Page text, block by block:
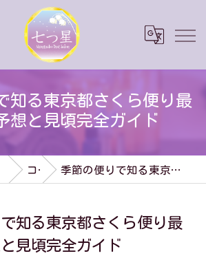
知る東京都さくら便り最
想と見頃完全ガイド
コラム 季節の便りで知る東京都さくら便り最新開花予想と見頃完全ガイド
知る東京都さくら便り最
見頃完全ガイド